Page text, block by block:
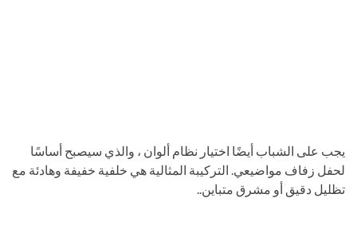
يجب على الشباب أيضًا اختيار نظام ألوان ، والذي سيصبح أساسًا
لحفل زفاف مواضيعي. التركيبة المثالية هي خلفية خفيفة وهادئة مع
تظليل دقيق أو مشرق متباين..